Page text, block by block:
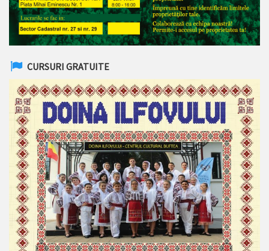
CURSURI GRATUITE